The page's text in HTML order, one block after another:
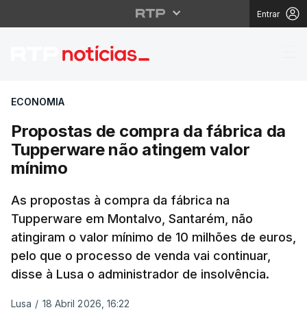
Entrar
Propostas de compra
ECONOMIA
Propostas de compra da fábrica da
Tupperware não atingem valor
mínimo
As propostas à compra da fábrica na
Tupperware em Montalvo, Santarém, não
atingiram o valor mínimo de 10 milhões de euros,
pelo que o processo de venda vai continuar,
disse à Lusa o administrador de insolvência.
Lusa / 18 Abril 2026, 16:22